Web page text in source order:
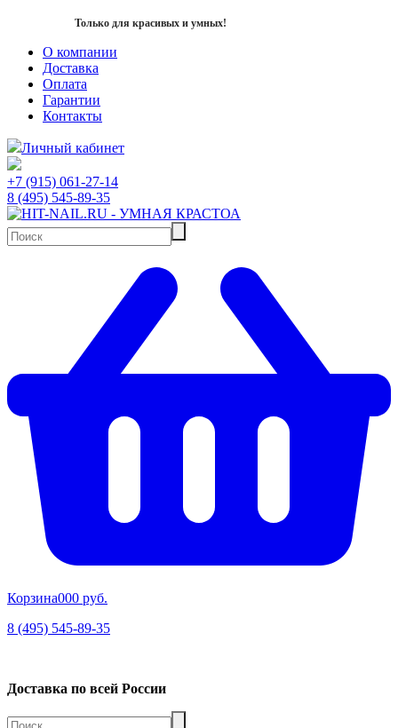
Только для красивых и умных!
О компании
Доставка
Оплата
Гарантии
Контакты
Личный кабинет
+7 (915) 061-27-14
8 (495) 545-89-35
Корзина000 руб.
8 (495) 545-89-35
Доставка по всей России